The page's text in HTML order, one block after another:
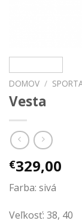
DOMOV /
Vesta
€329,00
Farba: sivá
Veľkosť: 38, 40